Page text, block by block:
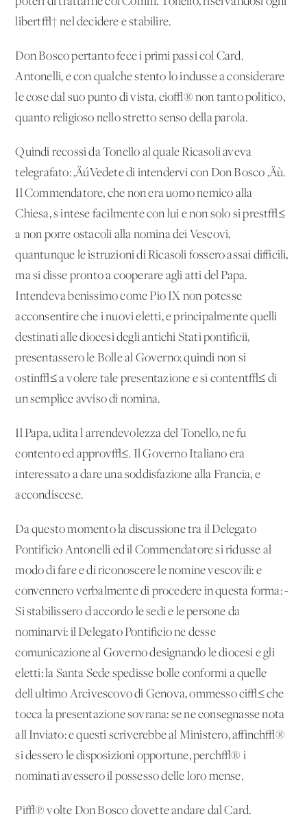
libert√† nel decidere e stabilire.
Don Bosco pertanto fece i primi passi col Card.
Antonelli, e con qualche stento lo indusse a considerare
le cose dal suo punto di vista, cio√® non tanto politico,
quanto religioso nello stretto senso della parola.
Quindi recossi da Tonello al quale Ricasoli aveva
telegrafato: ‚ÄúVedete di intendervi con Don Bosco ‚Äù.
Il Commendatore, che non era uomo nemico alla
Chiesa, s'intese facilmente con lui e non solo si prest√≤
a non porre ostacoli alla nomina dei Vescovi,
quantunque le istruzioni di Ricasoli fossero assai difficili,
ma si disse pronto a cooperare agli atti del Papa.
Intendeva benissimo come Pio IX non potesse
acconsentire che i nuovi eletti, e principalmente quelli
destinati alle diocesi degli antichi Stati pontificii,
presentassero le Bolle al Governo: quindi non si
ostin√≤ a volere tale presentazione e si content√≤ di
un semplice avviso di nomina.
Il Papa, udita l'arrendevolezza del Tonello, ne fu
contento ed approv√≤. Il Governo Italiano era
interessato a dare una soddisfazione alla Francia, e
accondiscese.
Da questo momento la discussione tra il Delegato
Pontificio Antonelli ed il Commendatore si ridusse al
modo di fare e di riconoscere le nomine vescovili: e
convennero verbalmente di procedere in questa forma: -
Si stabilissero d'accordo le sedi e le persone da
nominarvi: il Delegato Pontificio ne desse
comunicazione al Governo designando le diocesi e gli
eletti: la Santa Sede spedisse bolle conformi a quelle
dell'ultimo Arcivescovo di Genova, ommesso ci√≤ che
tocca la presentazione sovrana: se ne consegnasse nota
all'Inviato: e questi scriverebbe al Ministero, affinch√®
si dessero le disposizioni opportune, perch√® i
nominati avessero il possesso delle loro mense.
Pi√π volte Don Bosco dovette andare dal Card.